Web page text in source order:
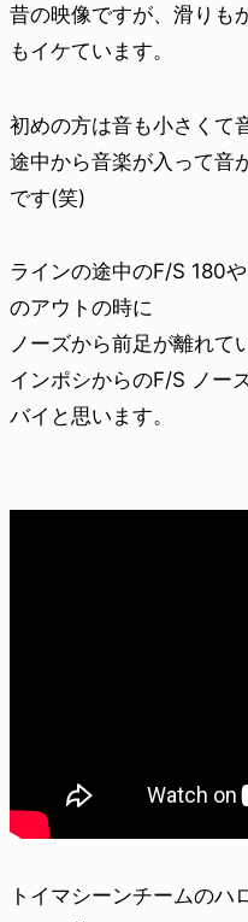
昔の映像ですが、滑りも
もイケています。
初めの方は音も小さくて
途中から音楽が入って音
です(笑)
ラインの途中のF/S 180
のアウトの時に
ノーズから前足が離れて
インポシからのF/S ノー
バイと思います。
トイマシーンチームのハ